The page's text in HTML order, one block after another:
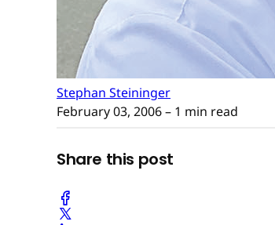
Stephan Steininger
February 03, 2006– 1 min read
Share this post